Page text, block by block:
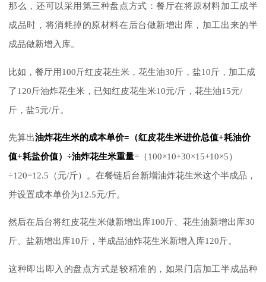
那么，还可以采用第三种盘点方式：餐厅在将原材料加工成半
成品时，将消耗掉的原材料在后台做新增出库，加工出来的半
成品做新增入库。
比如，餐厅用100斤红皮花生米，花生油30斤，盐10斤，加工成
了120斤油炸花生米，已知红皮花生米10元/斤，花生油15元/
斤，盐5元/斤。
先算出油炸花生米的成本单价=（红皮花生米进价总值+耗油价
值+耗盐价值）÷油炸花生米重量=（100×10+30×15+10×5）
÷120=12.5（元/斤）。在餐链后台新增油炸花生米这个半成品，
并设置成本单价为12.5元/斤。
然后在后台将红皮花生米做新增出库100斤、花生油新增出库30
斤、盐新增出库10斤，半成品油炸花生米新增入库120斤。
这种即出即入的盘点方式是较精准的，如果门店加工半成品种